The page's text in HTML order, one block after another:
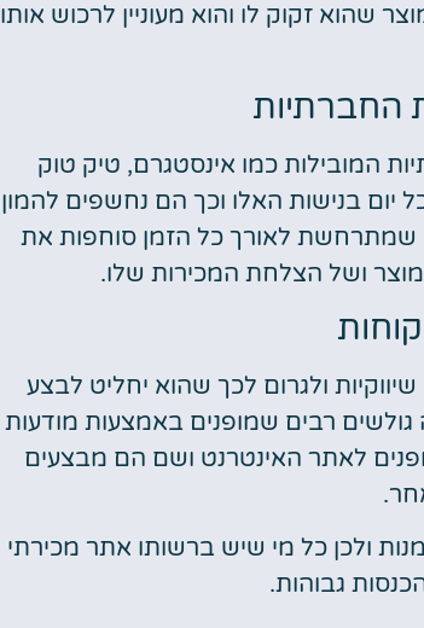
שהוא זקוק לו והוא מעוניין לרכוש אותו
החברתיות
המובילות כמו אינסטגרם, טיק טוק
יום בנישות האלו וכך הם נחשפים להמון
שמתרחשת לאורך כל הזמן סוחפות את
ושל הצלחת המכירות שלו.
ולגרום לכך שהוא יחליט לבצע
רבים שמופנים באמצעות מודעות
לאתר האינטרנט ושם הם מבצעים
ולכן כל מי שיש ברשותו אתר מכירתי
גבוהות.